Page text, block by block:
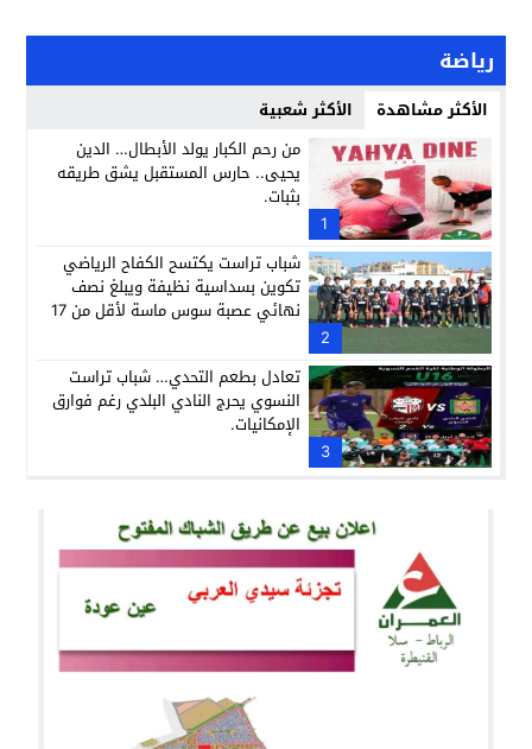
رياضة
الأكثر مشاهدة الأكثر شعبية
1
من رحم الكبار يولد الأبطال… الدين
يحيى.. حارس المستقبل يشق طريقه
بثبات.
2
شباب تراست يكتسح الكفاح الرياضي
تكوين بسداسية نظيفة ويبلغ نصف
نهائي عصبة سوس ماسة لأقل من 17
3
تعادل بطعم التحدي… شباب تراست
النسوي يحرج النادي البلدي رغم فوارق
الإمكانيات.